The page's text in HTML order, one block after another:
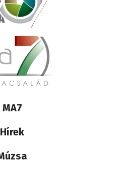
Lábléc
médiacsalád
MA7
Hírek